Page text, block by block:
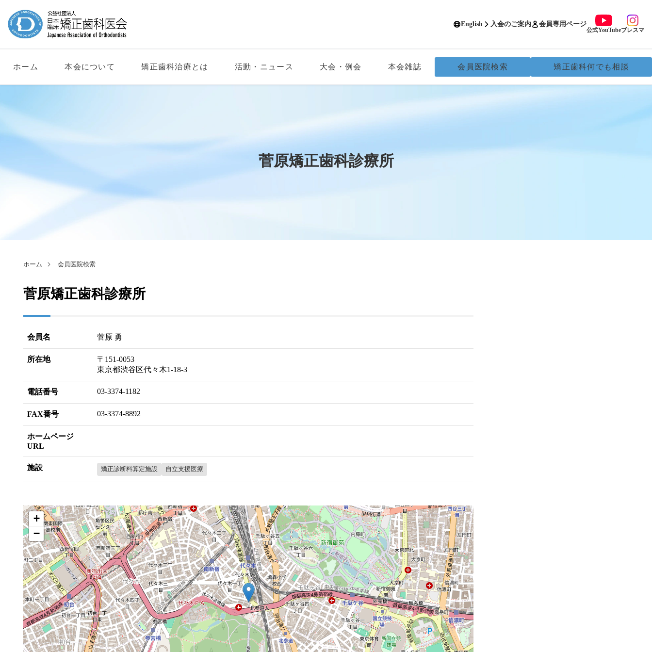
English 入会のご案内 会員専用ページ
公式YouTubeブレスマ
ホーム 本会について 矯正歯科治療とは 活動・ニュース 大会・例会 本会雑誌 会員医院検索 矯正歯科何でも相談
菅原矯正歯科診療所
ホーム 会員医院検索
菅原矯正歯科診療所
会員名 菅原 勇
所在地
〒151-0053
東京都渋谷区代々木1-18-3
電話番号 03-3374-1182
FAX番号 03-3374-8892
ホームページ
URL
施設 矯正診断料算定施設 自立支援医療
+
−